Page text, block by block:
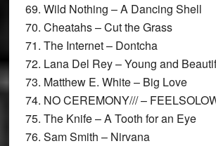
69. Wild Nothing – A Dancing Shell
70. Cheatahs – Cut the Grass
71. The Internet – Dontcha
72. Lana Del Rey – Young and
73. Matthew E. White – Big Love
74. NO CEREMONY/// –
75. The Knife – A Tooth for an Eye
76. Sam Smith – Nirvana